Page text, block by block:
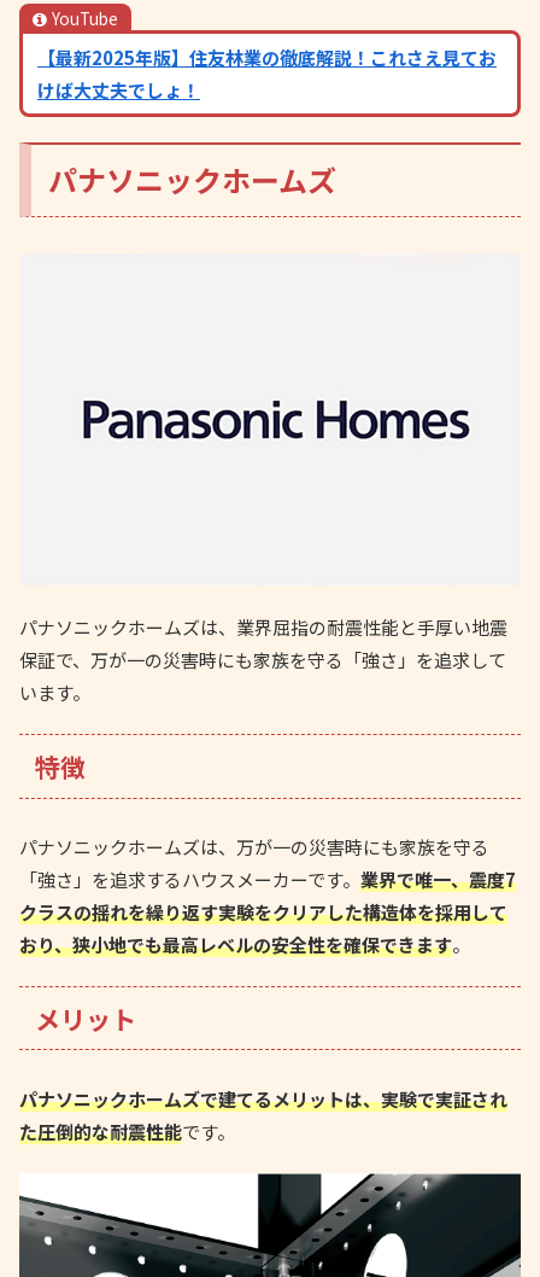
YouTube
【最新2025年版】住友林業の徹底解説！これさえ見てお
けば大丈夫でしょ！
パナソニックホームズ
パナソニックホームズは、業界屈指の耐震性能と手厚い地震
保証で、万が一の災害時にも家族を守る「強さ」を追求して
います。
特徴
パナソニックホームズは、万が一の災害時にも家族を守る
「強さ」を追求するハウスメーカーです。 業界で唯一、震度7
クラスの揺れを繰り返す実験をクリアした構造体を採用して
おり、狭小地でも最高レベルの安全性を確保できます。
メリット
パナソニックホームズで建てるメリットは、実験で実証され
た圧倒的な耐震性能です。